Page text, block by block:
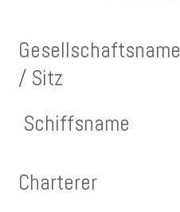
Gesellschaftsname
/ Sitz
Schiffsname
Charterer